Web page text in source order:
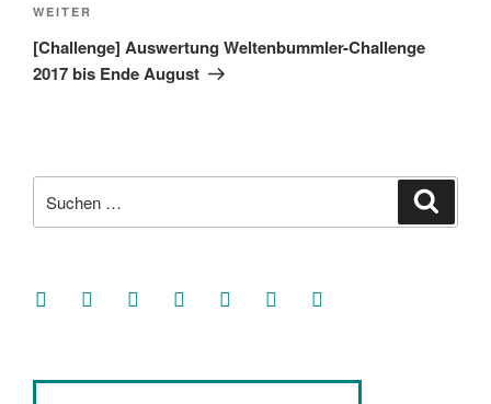
Nächster
Beitrag
WEITER
[Challenge] Auswertung Weltenbummler-Challenge
2017 bis Ende August
nach:
facebooksoundcloud
twitter mastodoninstagramthreads goodreads